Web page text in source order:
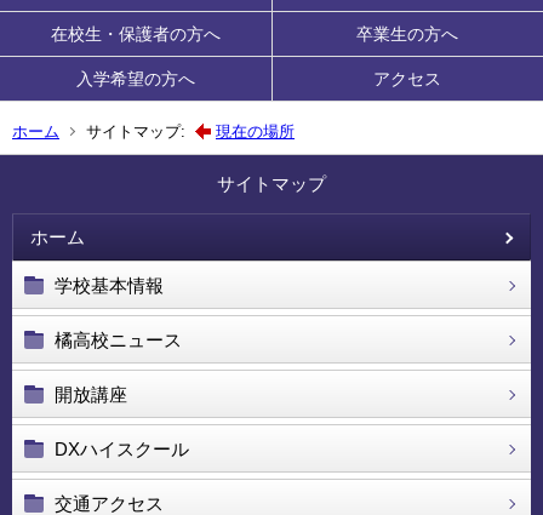
在校生・保護者の方へ 卒業生の方へ
入学希望の方へ アクセス
ホーム サイトマップ: 現在の場所
サイトマップ
ホーム
学校基本情報
橘高校ニュース
開放講座
DXハイスクール
交通アクセス